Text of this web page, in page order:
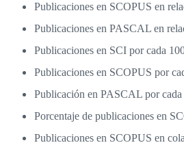
Publicaciones en SCOPUS en
Publicaciones en PASCAL en
Publicaciones en SCI por cada
Publicaciones en SCOPUS por
Publicación en PASCAL por
Porcentaje de publicaciones en
Publicaciones en SCOPUS en